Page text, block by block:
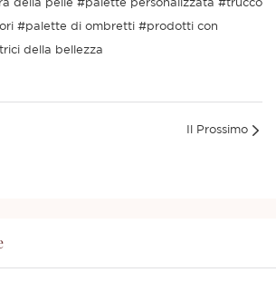
della pelle #palette personalizzata #trucco
#palette di ombretti #prodotti con
della bellezza
Il Prossimo